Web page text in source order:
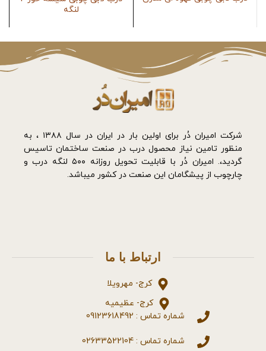
لنگه
شرکت امیران دُر برای اولین بار در ایران در سال ۱۳۸۸ ، به
منظور تامین نیاز محصول درب در صنعت ساختمان تاسیس
گردید،. امیران دُر با قابلیت تحویل روزانه ۵۰۰ لنگه درب و
چارچوب از پیشگامان این صنعت در کشور میباشد.
ارتباط با ما
کرج- مهرویلا
کرج- عظیمیه
شماره تماس : 09123618492
شماره تماس : 02633522104